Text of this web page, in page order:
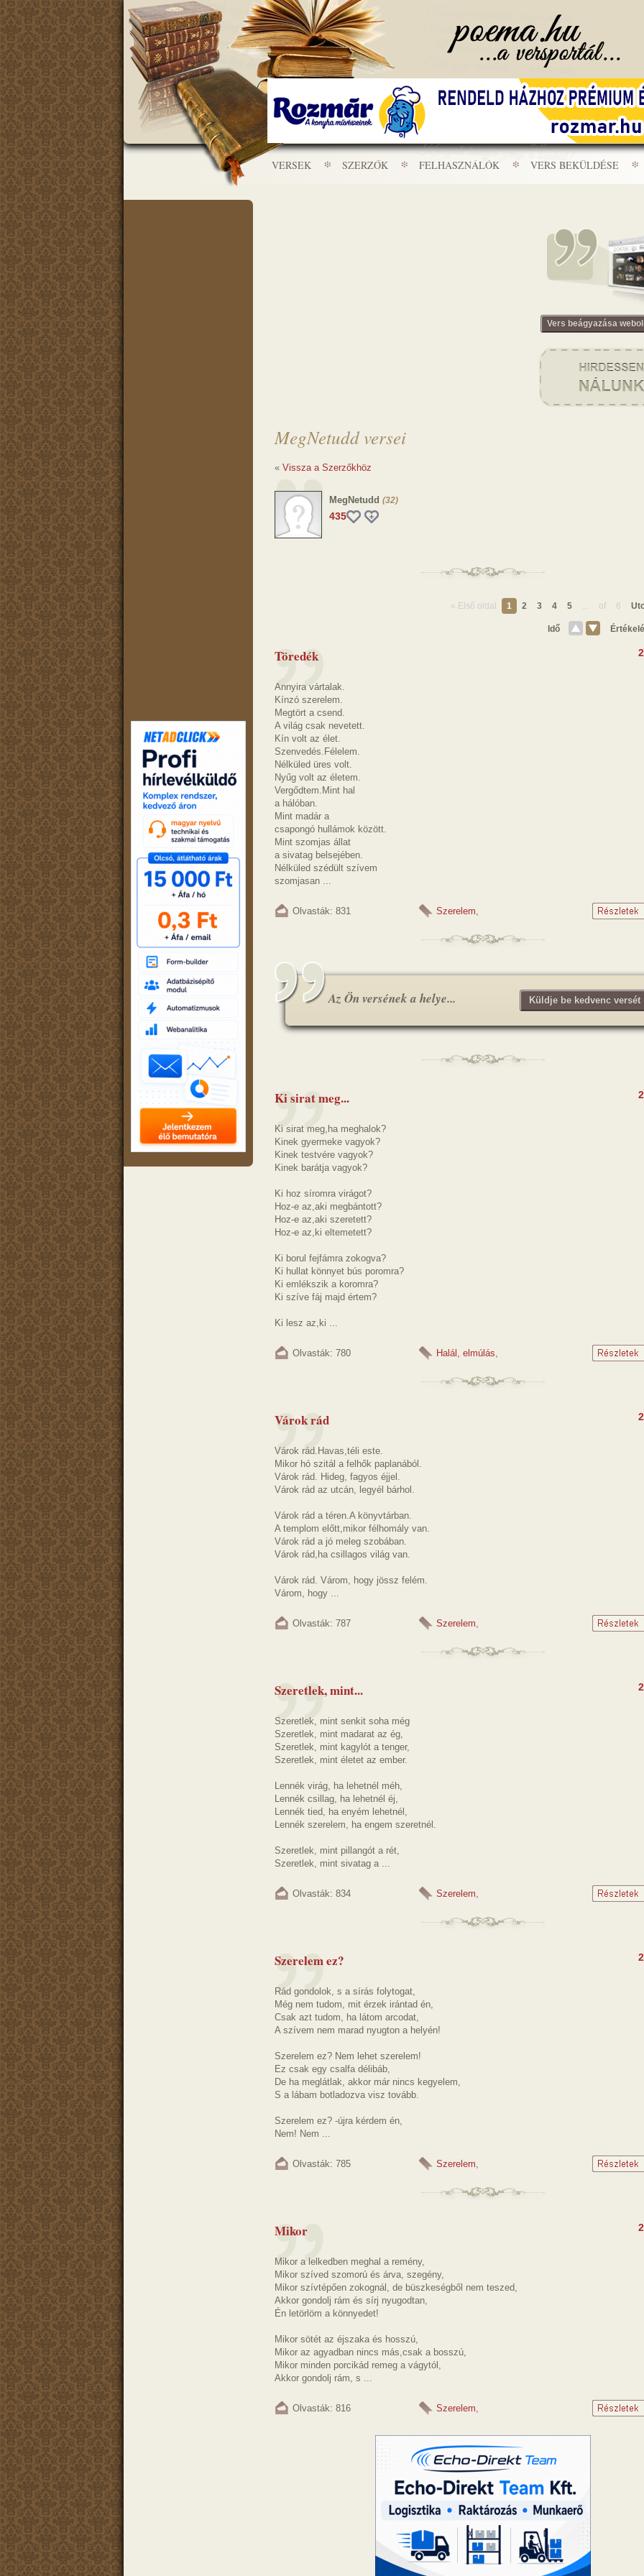
VERSEK SZERZŐK FELHASZNÁLÓK VERS BEKÜLDÉSE
Vers beágyazása
MegNetudd versei
« Vissza a Szerzőkhöz
MegNetudd (32)
435
« Első oldal 1 2 3 4 5 ... of 6
Idő
Töredék
Annyira vártalak.
Kínzó szerelem.
Megtört a csend.
A világ csak nevetett.
Kín volt az élet.
Szenvedés.Félelem.
Nélküled üres volt.
Nyűg volt az életem.
Vergődtem.Mint hal
a hálóban.
Mint madár a
csapongó hullámok között.
Mint szomjas állat
a sivatag belsejében.
Nélküled szédült szívem
szomjasan ...
Olvasták: 831 Szerelem,
Az Ön versének a helye... Küldje be kedvenc versét
Ki sirat meg...
Ki sirat meg,ha meghalok?
Kinek gyermeke vagyok?
Kinek testvére vagyok?
Kinek barátja vagyok?
Ki hoz síromra virágot?
Hoz-e az,aki megbántott?
Hoz-e az,aki szeretett?
Hoz-e az,ki eltemetett?
Ki borul fejfámra zokogva?
Ki hullat könnyet bús poromra?
Ki emlékszik a koromra?
Ki szíve fáj majd értem?
Ki lesz az,ki ...
Olvasták: 780 Halál, elmúlás,
Várok rád
Várok rád.Havas,téli este.
Mikor hó szitál a felhők paplanából.
Várok rád. Hideg, fagyos éjjel.
Várok rád az utcán, legyél bárhol.
Várok rád a téren.A könyvtárban.
A templom előtt,mikor félhomály van.
Várok rád a jó meleg szobában.
Várok rád,ha csillagos világ van.
Várok rád. Várom, hogy jössz felém.
Várom, hogy ...
Olvasták: 787 Szerelem,
Szeretlek, mint...
Szeretlek, mint senkit soha még
Szeretlek, mint madarat az ég,
Szeretlek, mint kagylót a tenger,
Szeretlek, mint életet az ember.
Lennék virág, ha lehetnél méh,
Lennék csillag, ha lehetnél éj,
Lennék tied, ha enyém lehetnél,
Lennék szerelem, ha engem szeretnél.
Szeretlek, mint pillangót a rét,
Szeretlek, mint sivatag a ...
Olvasták: 834 Szerelem,
Szerelem ez?
Rád gondolok, s a sírás folytogat,
Még nem tudom, mit érzek irántad én,
Csak azt tudom, ha látom arcodat,
A szívem nem marad nyugton a helyén!
Szerelem ez? Nem lehet szerelem!
Ez csak egy csalfa délibáb,
De ha meglátlak, akkor már nincs kegyelem,
S a lábam botladozva visz tovább.
Szerelem ez? -újra kérdem én,
Nem! Nem ...
Olvasták: 785 Szerelem,
Mikor
Mikor a lelkedben meghal a remény,
Mikor szíved szomorú és árva, szegény,
Mikor szívtépően zokognál, de büszkeségből nem teszed,
Akkor gondolj rám és sírj nyugodtan,
Én letörlöm a könnyedet!
Mikor sötét az éjszaka és hosszú,
Mikor az agyadban nincs más,csak a bosszú,
Mikor minden porcikád remeg a vágytól,
Akkor gondolj rám, s ...
Olvasták: 816 Szerelem,